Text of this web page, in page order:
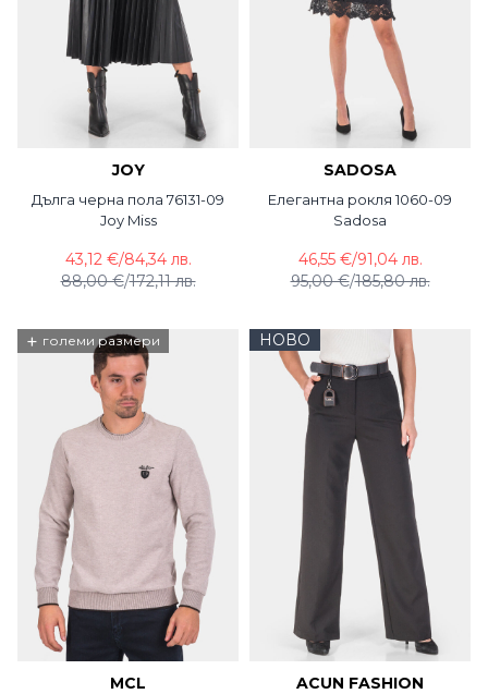
JOY
Дълга черна пола 76131-09
Joy Miss
88,00 €/172,11 лв.
43,12 €/84,34 лв.
SADOSA
Елегантна рокля 1060-09
Sadosa
95,00 €/185,80 лв.
46,55 €/91,04 лв.
+ големи размери
MCL
НОВО
ACUN FASHION